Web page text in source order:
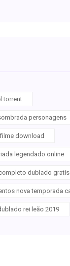
torrent
personagens
download
legendado online
dublado gratis
nova temporada
rei leão 2019